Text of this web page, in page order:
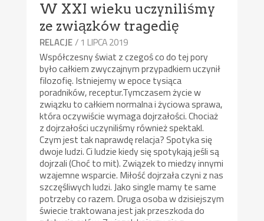
W XXI wieku uczyniliśmy
ze związków tragedię
RELACJE/ 1 LIPCA 2019
Współczesny świat z czegoś co do tej pory
było całkiem zwyczajnym przypadkiem uczynił
filozofię. Istniejemy w epoce tysiąca
poradników, receptur.Tymczasem życie w
związku to całkiem normalna i życiowa sprawa,
która oczywiście wymaga dojrzałości. Chociaż
z dojrzałości uczyniliśmy również spektakl.
Czym jest tak naprawdę relacja? Spotyka się
dwoje ludzi. Ci ludzie kiedy się spotykają jeśli są
dojrzali (Choć to mit). Związek to miedzy innymi
wzajemne wsparcie. Miłość dojrzała czyni z nas
szczęśliwych ludzi. Jako single mamy te same
potrzeby co razem. Druga osoba w dzisiejszym
świecie traktowana jest jak przeszkoda do